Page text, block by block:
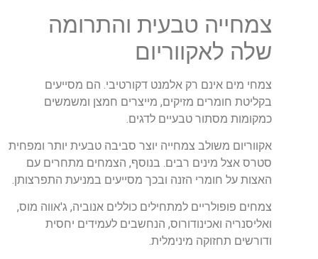
צמחייה טבעית והתרומה
שלה לאקווריום
צמחי מים אינם רק אלמנט דקורטיבי. הם מסייעים
בקליטת חומרים מזיקים, מייצרים חמצן ומשמשים
כמקומות מסתור טבעיים לדגים.
אקווריום משולב צמחייה יוצר סביבה טבעית יותר ומפחית
סטרס אצל מינים רבים. בנוסף, הצמחים מתחרים עם
האצות על חומרי הזנה ובכך מסייעים במניעת התפרצותן.
צמחים פופולריים למתחילים כוללים אנוביה, ג'אווה מוס,
ואליסנריה ואכינודורוס, הנחשבים לעמידים יחסית
ודורשים תחזוקה מינימלית.